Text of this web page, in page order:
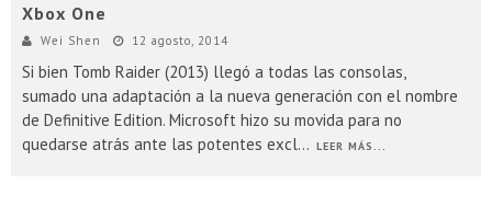
Xbox One
Wei Shen 12 agosto, 2014
Si bien Tomb Raider (2013) llegó a todas las consolas,
sumado una adaptación a la nueva generación con el nombre
de Definitive Edition. Microsoft hizo su movida para no
quedarse atrás ante las potentes excl... LEER MÁS...